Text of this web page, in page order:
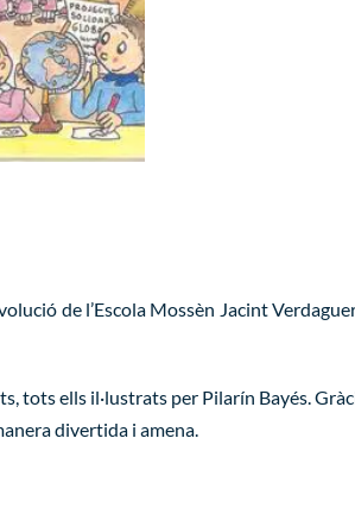
de l’Escola Mossèn Jacint
tots ells il·lustrats per Pilarín Bayés.
divertida i amena.